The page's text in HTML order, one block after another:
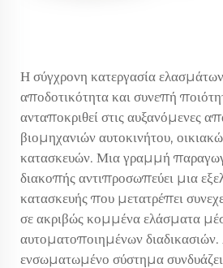
Η σύγχρονη κατεργασία ελασμάτων
αποδοτικότητα και συνεπή
ανταποκριθεί στις αυξανόμενες
βιομηχανιών αυτοκινήτου,
κατασκευών. Μια γραμμή
διακοπής αντιπροσωπεύει μια
κατασκευής που μετατρέπει
σε ακριβώς κομμένα ελάσματα
αυτοματοποιημένων διαδικασιών.
ενσωματωμένο σύστημα